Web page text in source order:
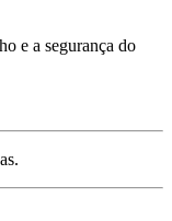
e a segurança do